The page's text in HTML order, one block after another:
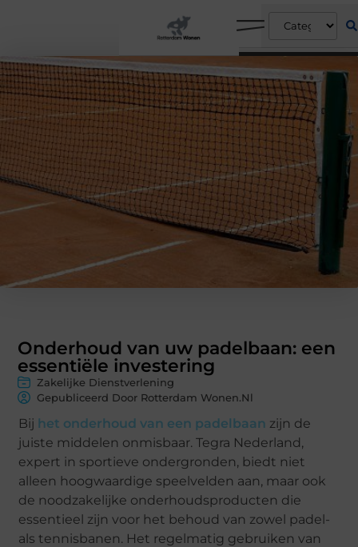
Onderhoud van uw padelbaan: een
essentiële investering
Zakelijke Dienstverlening
Gepubliceerd Door Rotterdam Wonen.nl
Bij het onderhoud van een padelbaan zijn de
juiste middelen onmisbaar. Tegra Nederland,
expert in sportieve ondergronden, biedt niet
alleen hoogwaardige speelvelden aan, maar ook
de noodzakelijke onderhoudsproducten die
essentieel zijn voor het behoud van zowel padel-
als tennisbanen. Het regelmatig gebruiken van